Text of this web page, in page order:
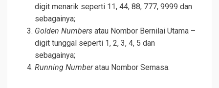
digit menarik seperti 11, 44, 88, 777, 9999 dan
sebagainya;
Golden Numbers atau Nombor Bernilai Utama –
digit tunggal seperti 1, 2, 3, 4, 5 dan
sebagainya;
Running Numberatau Nombor Semasa.